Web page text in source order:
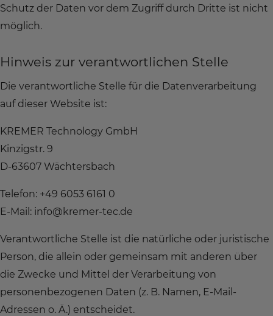
Schutz der Daten vor dem Zugriff durch Dritte ist nicht
möglich.
Hinweis zur verantwortlichen Stelle
Die verantwortliche Stelle für die Datenverarbeitung
auf dieser Website ist:
KREMER Technology GmbH
Kinzigstr. 9
D-63607 Wächtersbach
Telefon: +49 6053 6161 0
E-Mail: info@kremer-tec.de
Verantwortliche Stelle ist die natürliche oder juristische
Person, die allein oder gemeinsam mit anderen über
die Zwecke und Mittel der Verarbeitung von
personenbezogenen Daten (z. B. Namen, E-Mail-
Adressen o. Ä.) entscheidet.